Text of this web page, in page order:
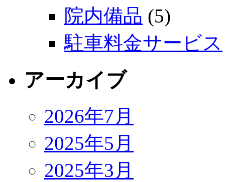
院内備品 (5)
駐車料金サービス
アーカイブ
2026年7月
2025年5月
2025年3月